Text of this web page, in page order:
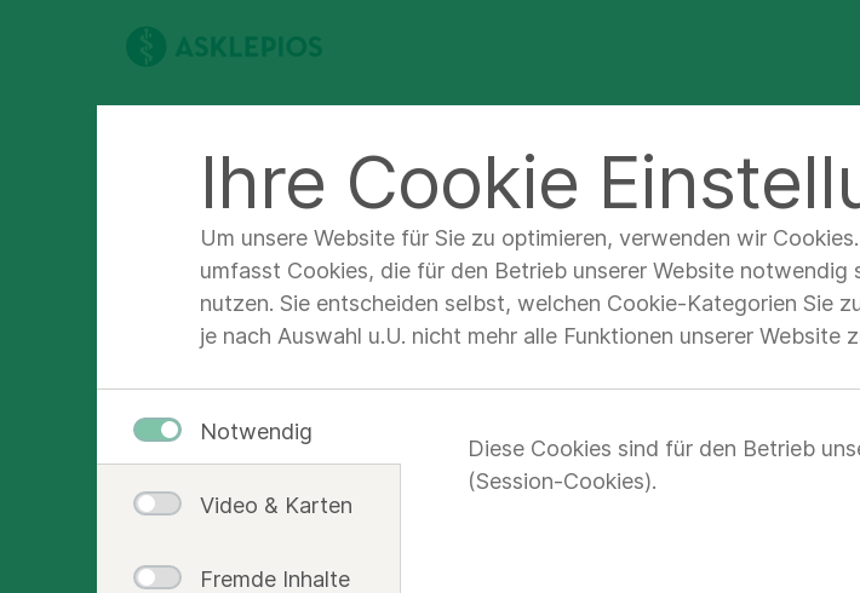
Dr. med. Vera
Oberärztin
Ihre Cookie
Um unsere Website für Sie zu optimieren, verwenden wir
umfasst Cookies, die für den Betrieb unserer Website
nutzen. Sie entscheiden selbst, welchen Cookie-Kategorien Sie
je nach Auswahl u.U. nicht mehr alle Funktionen unserer Website
Notwendig
Diese Cookies sind für den Betrieb
(Session-Cookies).
Video & Karten
Fremde Inhalte